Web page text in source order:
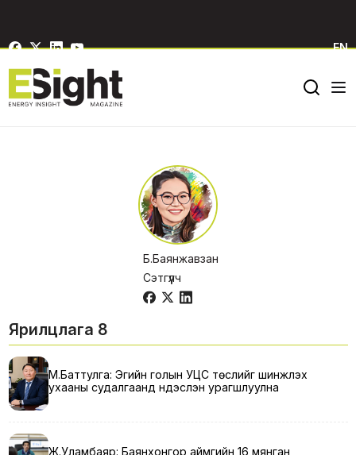
EN
Б.Баянжавзан
Сэтгүүлч
Ярилцлага 8
М.Баттулга: Эгийн голын УЦС төслийг шинжлэх
ухааны судалгаанд үндэслэн урагшлуулна
Ж.Уламбаяр: Баянхонгор аймгийн 16 мянган